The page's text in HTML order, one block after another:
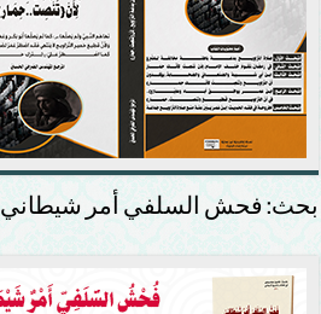
بحث: فحش السلفي أمر شيطاني